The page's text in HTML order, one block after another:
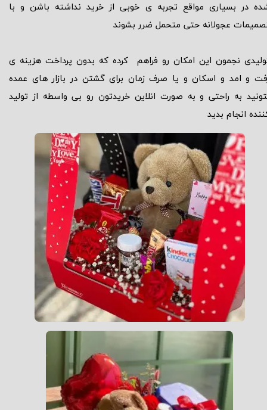
در بسیاری مواقع تجربه ی خوبی از خرید نداشته باشن و با
عجولانه حتی متحمل ضرر بشوند
نجمون این امکان رو فراهم کرده که بدون پرداخت هزینه ی
و امد و اسکان و یا صرف زمان برای گشتن در بازار های عمده
به راحتی و به صورت انلاین خریدتون رو بی واسطه از تولید
انجام بدید​​​​​​​